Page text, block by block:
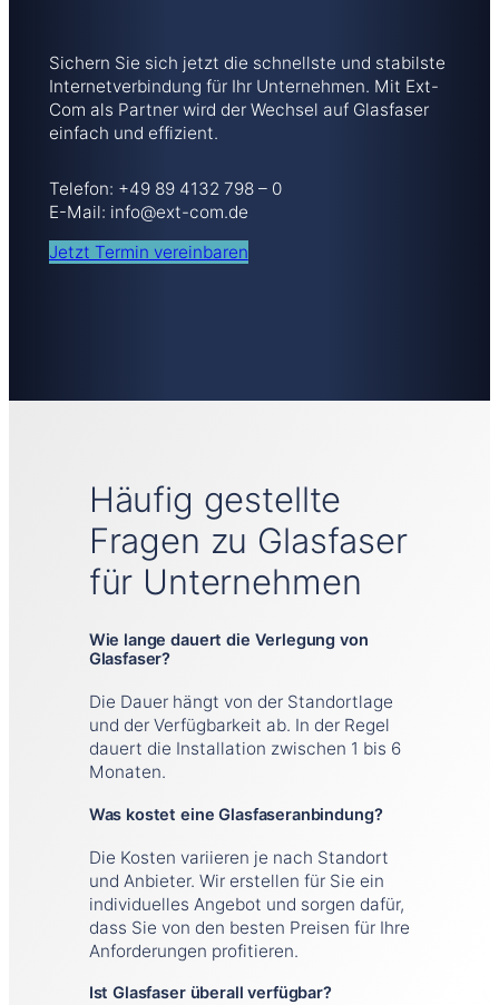
Sichern Sie sich jetzt die schnellste und stabilste
Internetverbindung für Ihr Unternehmen. Mit Ext-
Com als Partner wird der Wechsel auf Glasfaser
einfach und effizient.
Telefon: +49 89 4132 798 – 0
E-Mail: info@ext-com.de
Jetzt Termin vereinbaren
Häufig gestellte
Fragen zu Glasfaser
für Unternehmen
Wie lange dauert die Verlegung von
Glasfaser?
Die Dauer hängt von der Standortlage
und der Verfügbarkeit ab. In der Regel
dauert die Installation zwischen 1 bis 6
Monaten.
Was kostet eine Glasfaseranbindung?
Die Kosten variieren je nach Standort
und Anbieter. Wir erstellen für Sie ein
individuelles Angebot und sorgen dafür,
dass Sie von den besten Preisen für Ihre
Anforderungen profitieren.
Ist Glasfaser überall verfügbar?